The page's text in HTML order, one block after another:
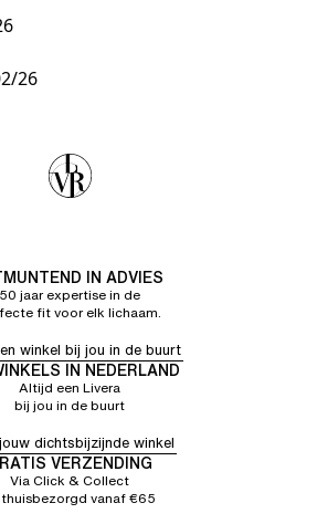
26
IN ADVIES
50 jaar expertise in de
fit voor elk lichaam.
winkel bij jou in de buurt
IN NEDERLAND
Altijd een Livera
bij jou in de buurt
dichtsbijzijnde winkel
VERZENDING
Via Click & Collect
vanaf €65